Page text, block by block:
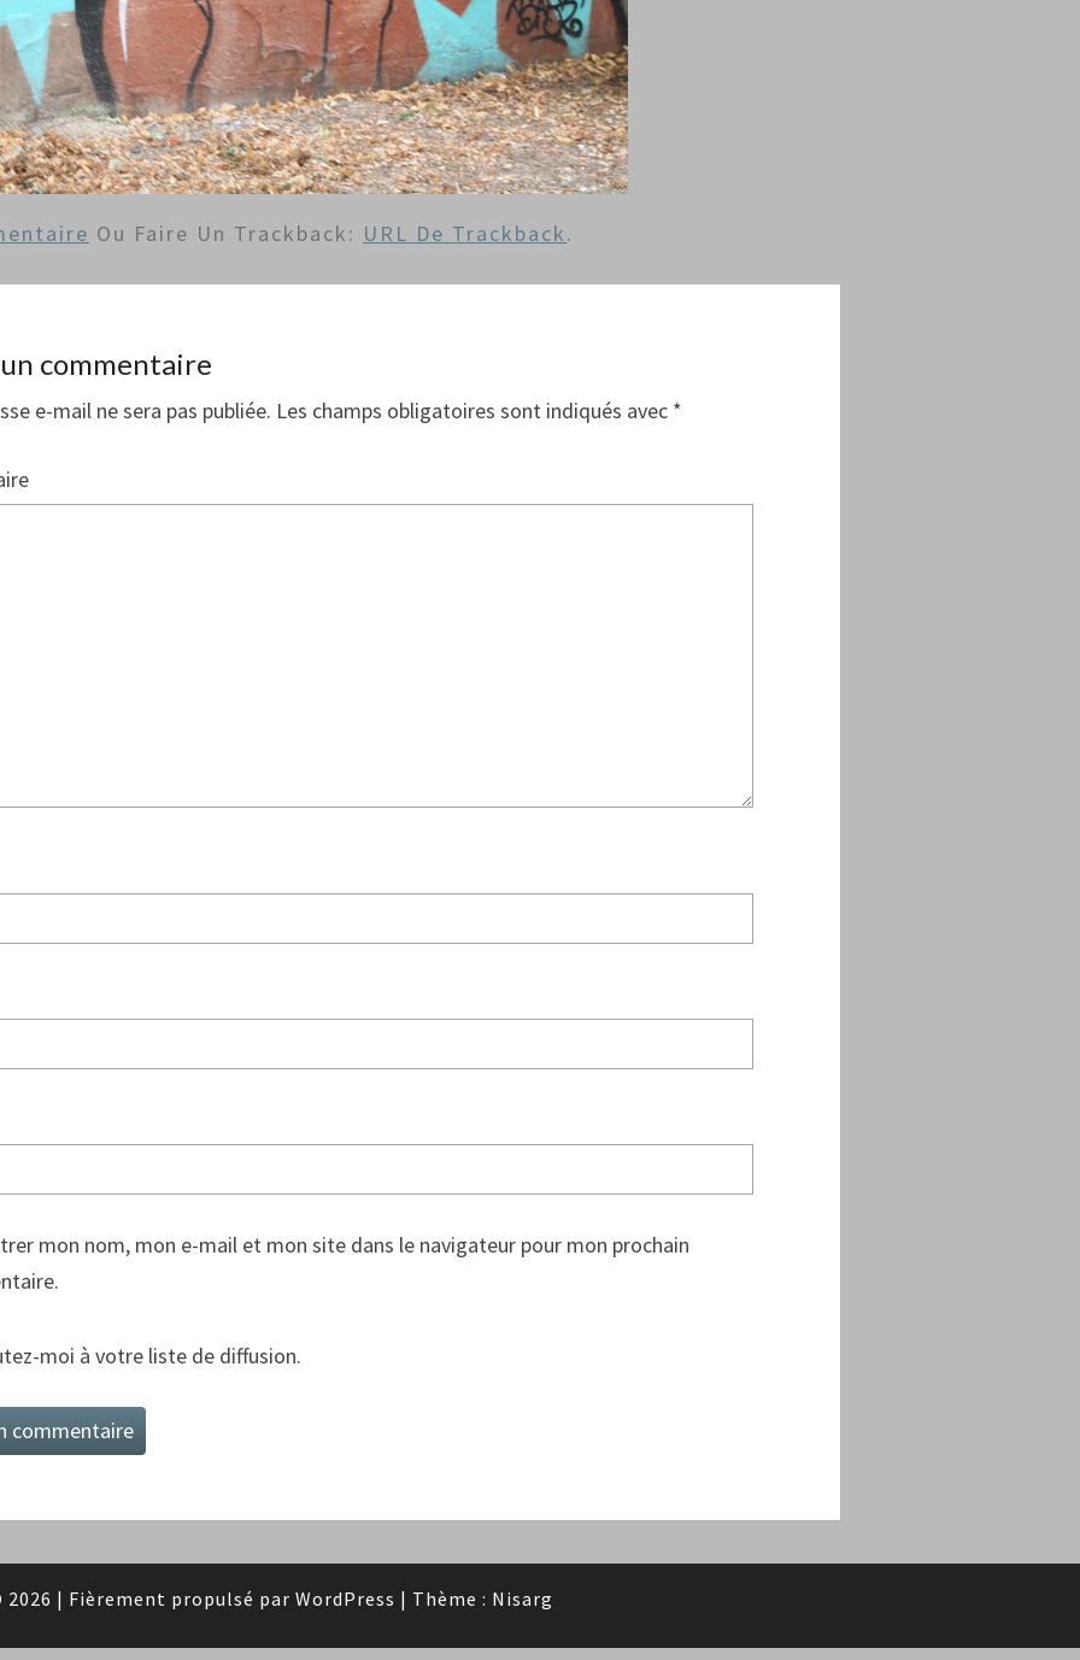
Ou Faire Un Trackback: URL De Trackback.
commentaire
e-mail ne sera pas publiée. Les champs obligatoires sont indiqués avec *
mon nom, mon e-mail et mon site dans le navigateur pour mon prochain
moi à votre liste de diffusion.
2026 | Fièrement propulsé par WordPress | Thème : Nisarg